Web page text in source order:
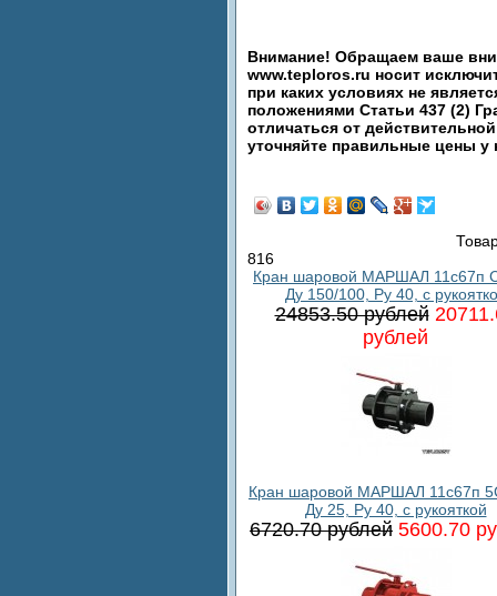
Внимание! Обращаем ваше
www.teploros.ru носит
при каких условиях не
положениями Статьи 437 (2)
отличаться от
уточняйте правильные цены
816
Кран шаровой МАРШАЛ 11с67п
Ду 150/100, Ру 40, с
24853.50 рублей
рублей
Кран шаровой МАРШАЛ 11с67п
Ду 25, Ру 40, с рукояткой
6720.70 рублей 5600.70